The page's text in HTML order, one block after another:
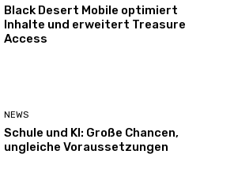
Black Desert Mobile optimiert
Inhalte und erweitert Treasure
Access
NEWS
Schule und KI: Große Chancen,
ungleiche Voraussetzungen